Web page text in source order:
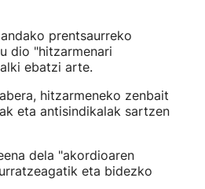
prentsaurreko
dio "hitzarmenari
ebatzi arte.
hitzarmeneko zenbait
eta antisindikalak sartzen
dela "akordioaren
eta bidezko